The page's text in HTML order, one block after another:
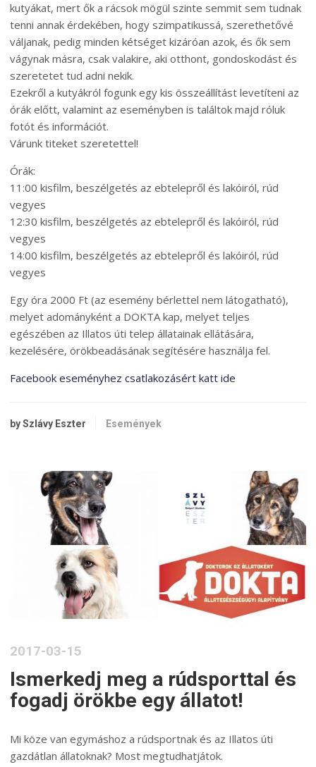
kutyákat, mert ők a rácsok mögül szinte semmit sem tudnak
tenni annak érdekében, hogy szimpatikussá, szerethetővé
váljanak, pedig minden kétséget kizáróan azok, és ők sem
vágynak másra, csak valakire, aki otthont, gondoskodást és
szeretetet tud adni nekik.
Ezekről a kutyákról fogunk egy kis összeállítást levetíteni az
órák előtt, valamint az eseményben is találtok majd róluk
fotót és információt.
Várunk titeket szeretettel!
Órák:
11:00 kisfilm, beszélgetés az ebtelepről és lakóiról, rúd
vegyes
12:30 kisfilm, beszélgetés az ebtelepről és lakóiról, rúd
vegyes
14:00 kisfilm, beszélgetés az ebtelepről és lakóiról, rúd
vegyes
Egy óra 2000 Ft (az esemény bérlettel nem látogatható),
melyet adományként a DOKTA kap, melyet teljes
egészében az Illatos úti telep állatainak ellátására,
kezelésére, örökbeadásának segítésére használja fel.
Facebook eseményhez csatlakozásért katt ide
by Szlávy Eszter Események
2017-03-15
Ismerkedj meg a rúdsporttal és
fogadj örökbe egy állatot!
Mi köze van egymáshoz a rúdsportnak és az Illatos úti
gazdátlan állatoknak? Most megtudhatjátok.